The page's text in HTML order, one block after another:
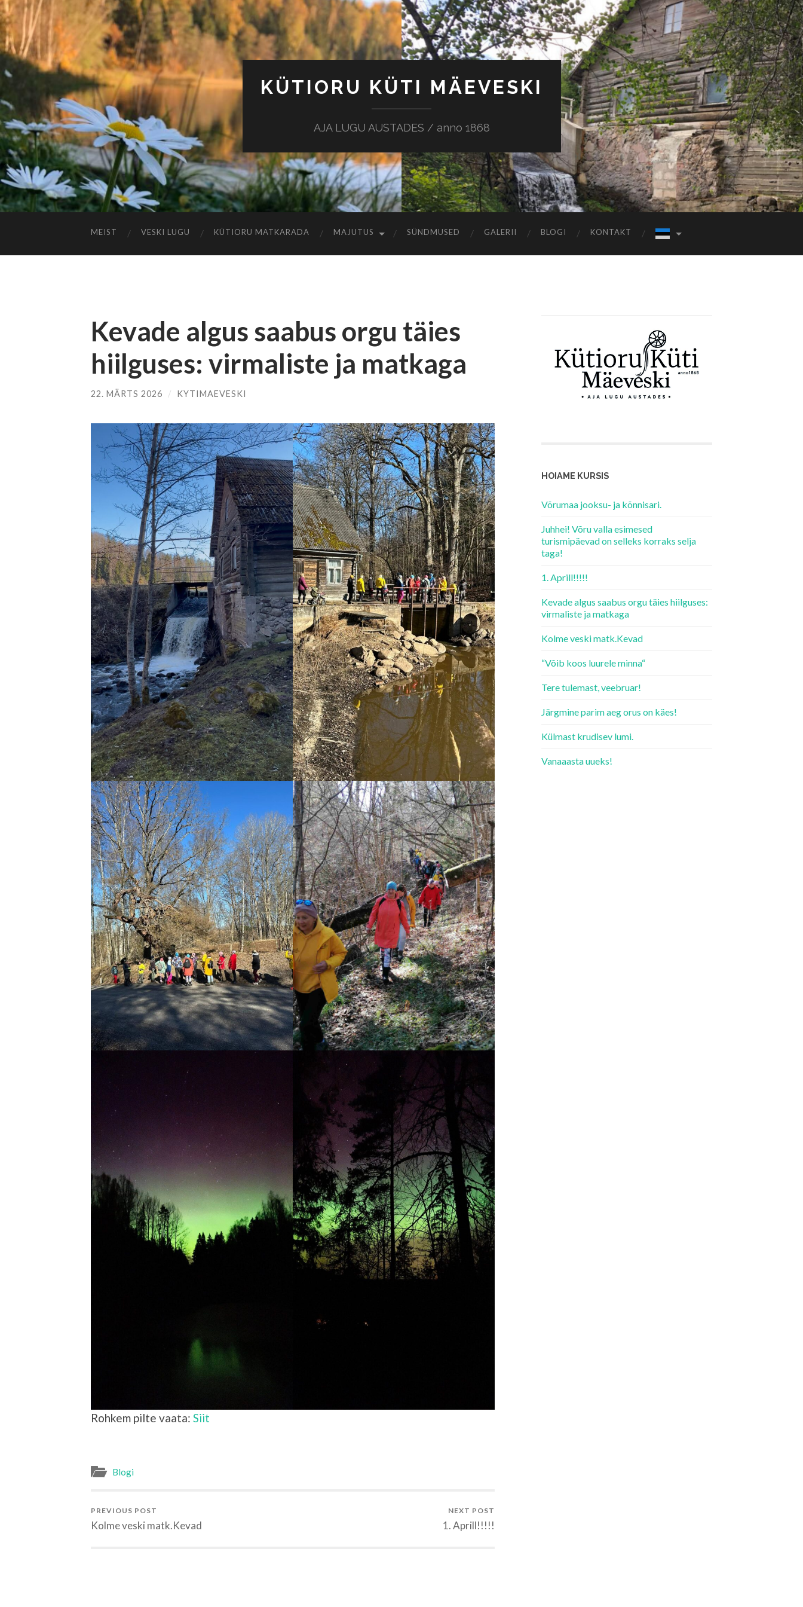
KÜTIORU KÜTI MÄEVESKI
AJA LUGU AUSTADES / anno 1868
MEIST VESKI LUGU KÜTIORU MATKARADA MAJUTUS SÜNDMUSED GALERII BLOGI KONTAKT
Kevade algus saabus orgu täies
hiilguses: virmaliste ja matkaga
22. MÄRTS 2026 / KYTIMAEVESKI
Rohkem pilte vaata: Siit
Blogi
PREVIOUS POST
Kolme veski matk.Kevad
NEXT POST
1. Aprill!!!!!
HOIAME KURSIS
Võrumaa jooksu- ja kõnnisari.
Juhhei! Võru valla esimesed
turismipäevad on selleks korraks selja
taga!
1. Aprill!!!!!
Kevade algus saabus orgu täies hiilguses:
virmaliste ja matkaga
Kolme veski matk.Kevad
“Võib koos luurele minna“
Tere tulemast, veebruar!
Järgmine parim aeg orus on käes!
Külmast krudisev lumi.
Vanaaasta uueks!